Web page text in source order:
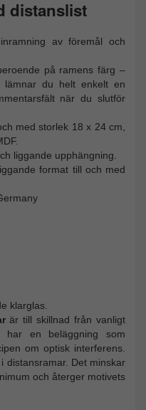
distanslist
av föremål och
på ramens färg –
du helt enkelt en
när du slutför
med storlek 18 x 24 cm,
liggande upphängning.
format till och med
klarglas.
är till skillnad från vanligt
har en beläggning som
om optisk interferens.
distansramar. Det minskar
och återger motivets